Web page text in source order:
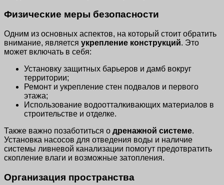
Физические меры безопасности
Одним из основных аспектов, на который стоит обратить
внимание, является укрепление конструкций. Это
может включать в себя:
Установку защитных барьеров и дамб вокруг
территории;
Ремонт и укрепление стен подвалов и первого
этажа;
Использование водоотталкивающих материалов в
строительстве и отделке.
Также важно позаботиться о дренажной системе.
Установка насосов для отведения воды и наличие
системы ливневой канализации помогут предотвратить
скопление влаги и возможные затопления.
Организация пространства